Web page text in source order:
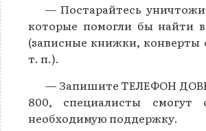
— Постарайтесь
которые помогли бы найти
(записные книжки, конверты
т. п.).
— Запишите ТЕЛЕФОН
800, специалисты смогут
необходимую поддержку.